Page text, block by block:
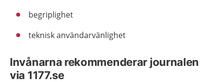
begriplighet
teknisk användarvänlighet
Invånarna rekommenderar journalen
via 1177.se